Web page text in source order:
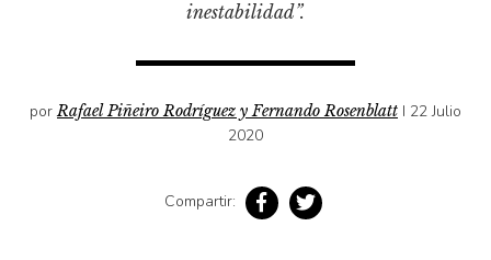
Voces y lecturas
inestabilidad”.
porRafael Piñeiro Rodríguez y Fernando Rosenblatt I 22 Julio
2020
Compartir: